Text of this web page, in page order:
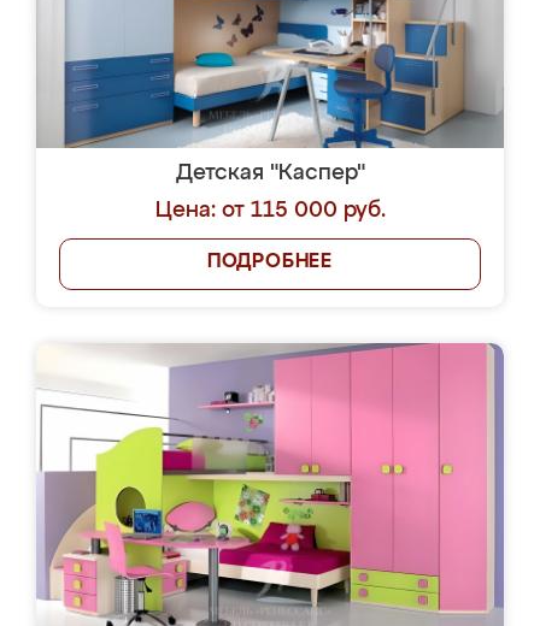
Детская "Каспер"
Цена: от 115 000 руб.
ПОДРОБНЕЕ